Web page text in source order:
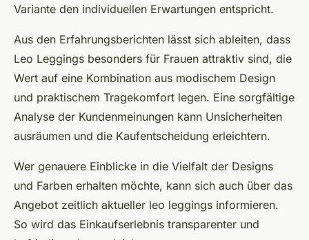
Variante den individuellen Erwartungen entspricht.
Aus den Erfahrungsberichten lässt sich ableiten, dass
Leo Leggings besonders für Frauen attraktiv sind, die
Wert auf eine Kombination aus modischem Design
und praktischem Tragekomfort legen. Eine sorgfältige
Analyse der Kundenmeinungen kann Unsicherheiten
ausräumen und die Kaufentscheidung erleichtern.
Wer genauere Einblicke in die Vielfalt der Designs
und Farben erhalten möchte, kann sich auch über das
Angebot zeitlich aktueller leo leggings informieren.
So wird das Einkaufserlebnis transparenter und